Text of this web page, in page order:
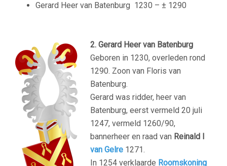
Gerard Heer van Batenburg 1230 – ± 1290
2. Gerard Heer van Batenburg
Geboren in 1230, overleden rond
1290. Zoon van Floris van
Batenburg.
Gerard was ridder, heer van
Batenburg, eerst vermeld 20 juli
1247, vermeld 1260/90,
bannerheer en raad van Reinald I
van Gelre 1271.
In 1254 verklaarde Roomskoning